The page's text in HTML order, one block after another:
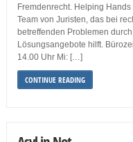
Fremdenrecht. Helping
Team von Juristen, das bei
betreffenden Problemen
Lösungsangebote hilft.
14.00 Uhr Mi: […]
CONTINUE READING